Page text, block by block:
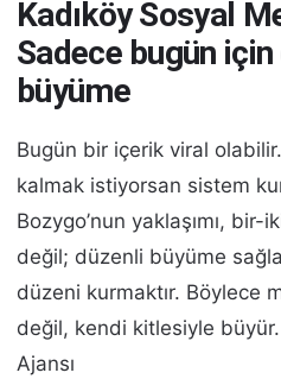
Kadıköy Sosyal
Sadece bugün
büyüme
Bugün bir içerik viral
kalmak istiyorsan sistem
Bozygo’nun yaklaşımı,
değil; düzenli büyüme
düzeni kurmaktır. Böylece
değil, kendi kitlesiyle
Ajansı